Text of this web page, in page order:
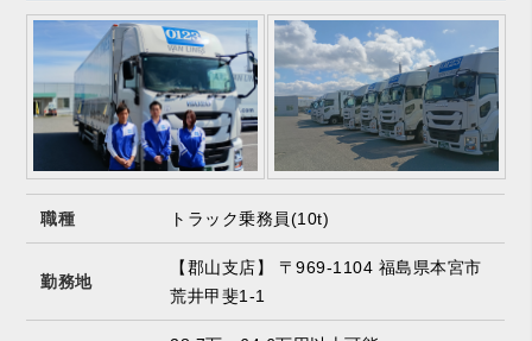
職種 トラック乗務員(10t)
勤務地
【郡山支店】 〒969-1104 福島県本宮市
荒井甲斐1-1